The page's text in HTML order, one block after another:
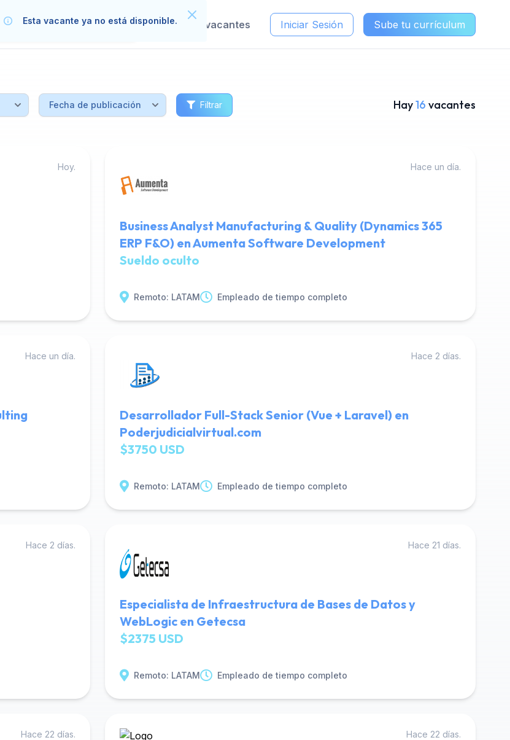
Publica tus vacantes Iniciar Sesión Sube tu currículum
Filtrar Hay16 vacantes
Hoy. Hace un día.
Business Analyst Manufacturing & Quality (Dynamics 365
ERP F&O) en Aumenta Software Development
Sueldo oculto
Remoto: LATAM Empleado de tiempo completo
Hace un día. Hace 2 días.
Desarrollador Full-Stack Senior (Vue + Laravel) en
Poderjudicialvirtual.com
$3750 USD
Remoto: LATAM Empleado de tiempo completo
Hace 2 días. Hace 21 días.
Especialista de Infraestructura de Bases de Datos y
WebLogic en Getecsa
$2375 USD
Remoto: LATAM Empleado de tiempo completo
Hace 22 días. Hace 22 días.
Esta vacante ya no está disponible.